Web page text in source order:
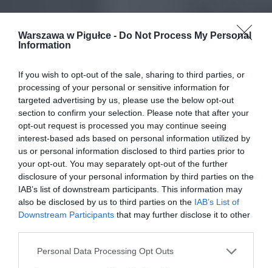
Warszawa w Pigułce - Do Not Process My Personal
Information
If you wish to opt-out of the sale, sharing to third parties, or
processing of your personal or sensitive information for
targeted advertising by us, please use the below opt-out
section to confirm your selection. Please note that after your
opt-out request is processed you may continue seeing
interest-based ads based on personal information utilized by
us or personal information disclosed to third parties prior to
your opt-out. You may separately opt-out of the further
disclosure of your personal information by third parties on the
IAB’s list of downstream participants. This information may
also be disclosed by us to third parties on the IAB’s List of
Downstream Participants that may further disclose it to other
Personal Data Processing Opt Outs